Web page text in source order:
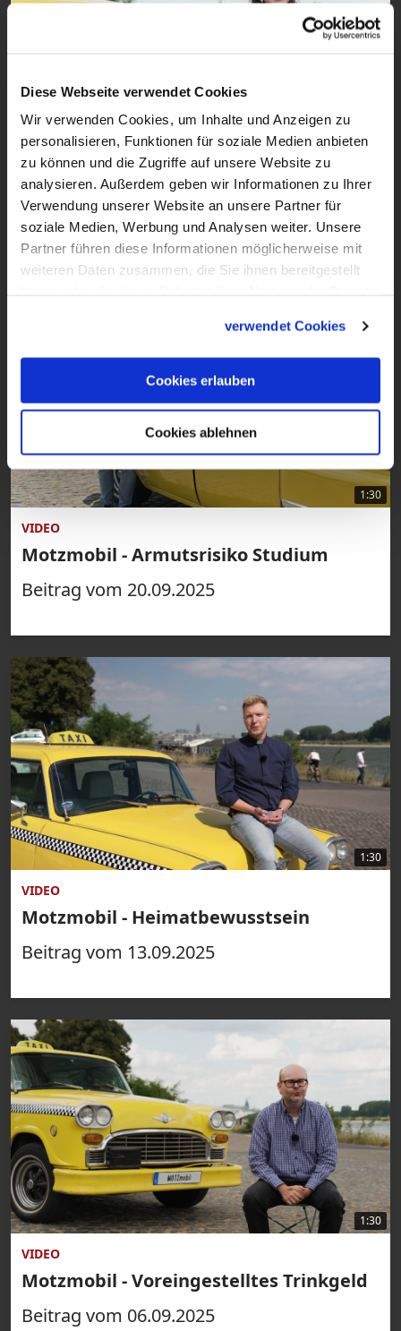
Diese Webseite verwendet Cookies
Wir verwenden Cookies, um Inhalte und Anzeigen zu
personalisieren, Funktionen für soziale Medien anbieten
zu können und die Zugriffe auf unsere Website zu
analysieren. Außerdem geben wir Informationen zu Ihrer
Verwendung unserer Website an unsere Partner für
soziale Medien, Werbung und Analysen weiter. Unsere
Partner führen diese Informationen möglicherweise mit
weiteren Daten zusammen, die Sie ihnen bereitgestellt
verwendet Cookies
Cookies erlauben
Cookies ablehnen
VIDEO
Motzmobil - Hype ums Manifestieren
Beitrag vom 27.09.2025
1:30
VIDEO
Motzmobil - Armutsrisiko Studium
Beitrag vom 20.09.2025
1:30
VIDEO
Motzmobil - Heimatbewusstsein
Beitrag vom 13.09.2025
1:30
VIDEO
Motzmobil - Voreingestelltes Trinkgeld
Beitrag vom 06.09.2025